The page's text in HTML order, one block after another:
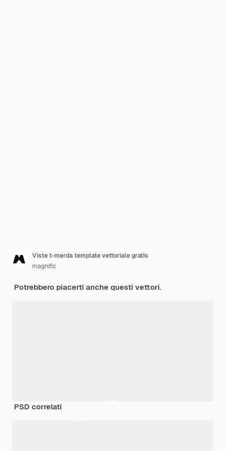
Viste t-merda template vettoriale gratis
magnific
Potrebbero piacerti anche questi vettori.
PSD correlati